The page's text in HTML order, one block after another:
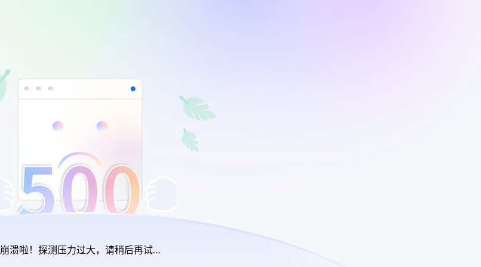
崩溃啦！探测压力过大，请稍后再试…